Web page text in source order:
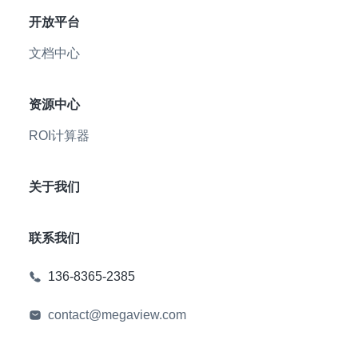
开放平台
文档中心
资源中心
ROI计算器
关于我们
联系我们
136-8365-2385
contact@megaview.com